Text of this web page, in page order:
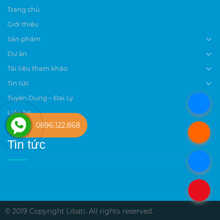
Trang chủ
Giới thiệu
Sản phẩm
Dự án
Tài liệu tham khảo
Tin tức
Tuyển Dụng – Đại Lý
Liên hệ
Tin tức
© 2019 Copyright Libati. All rights reserved.
0896.122.868